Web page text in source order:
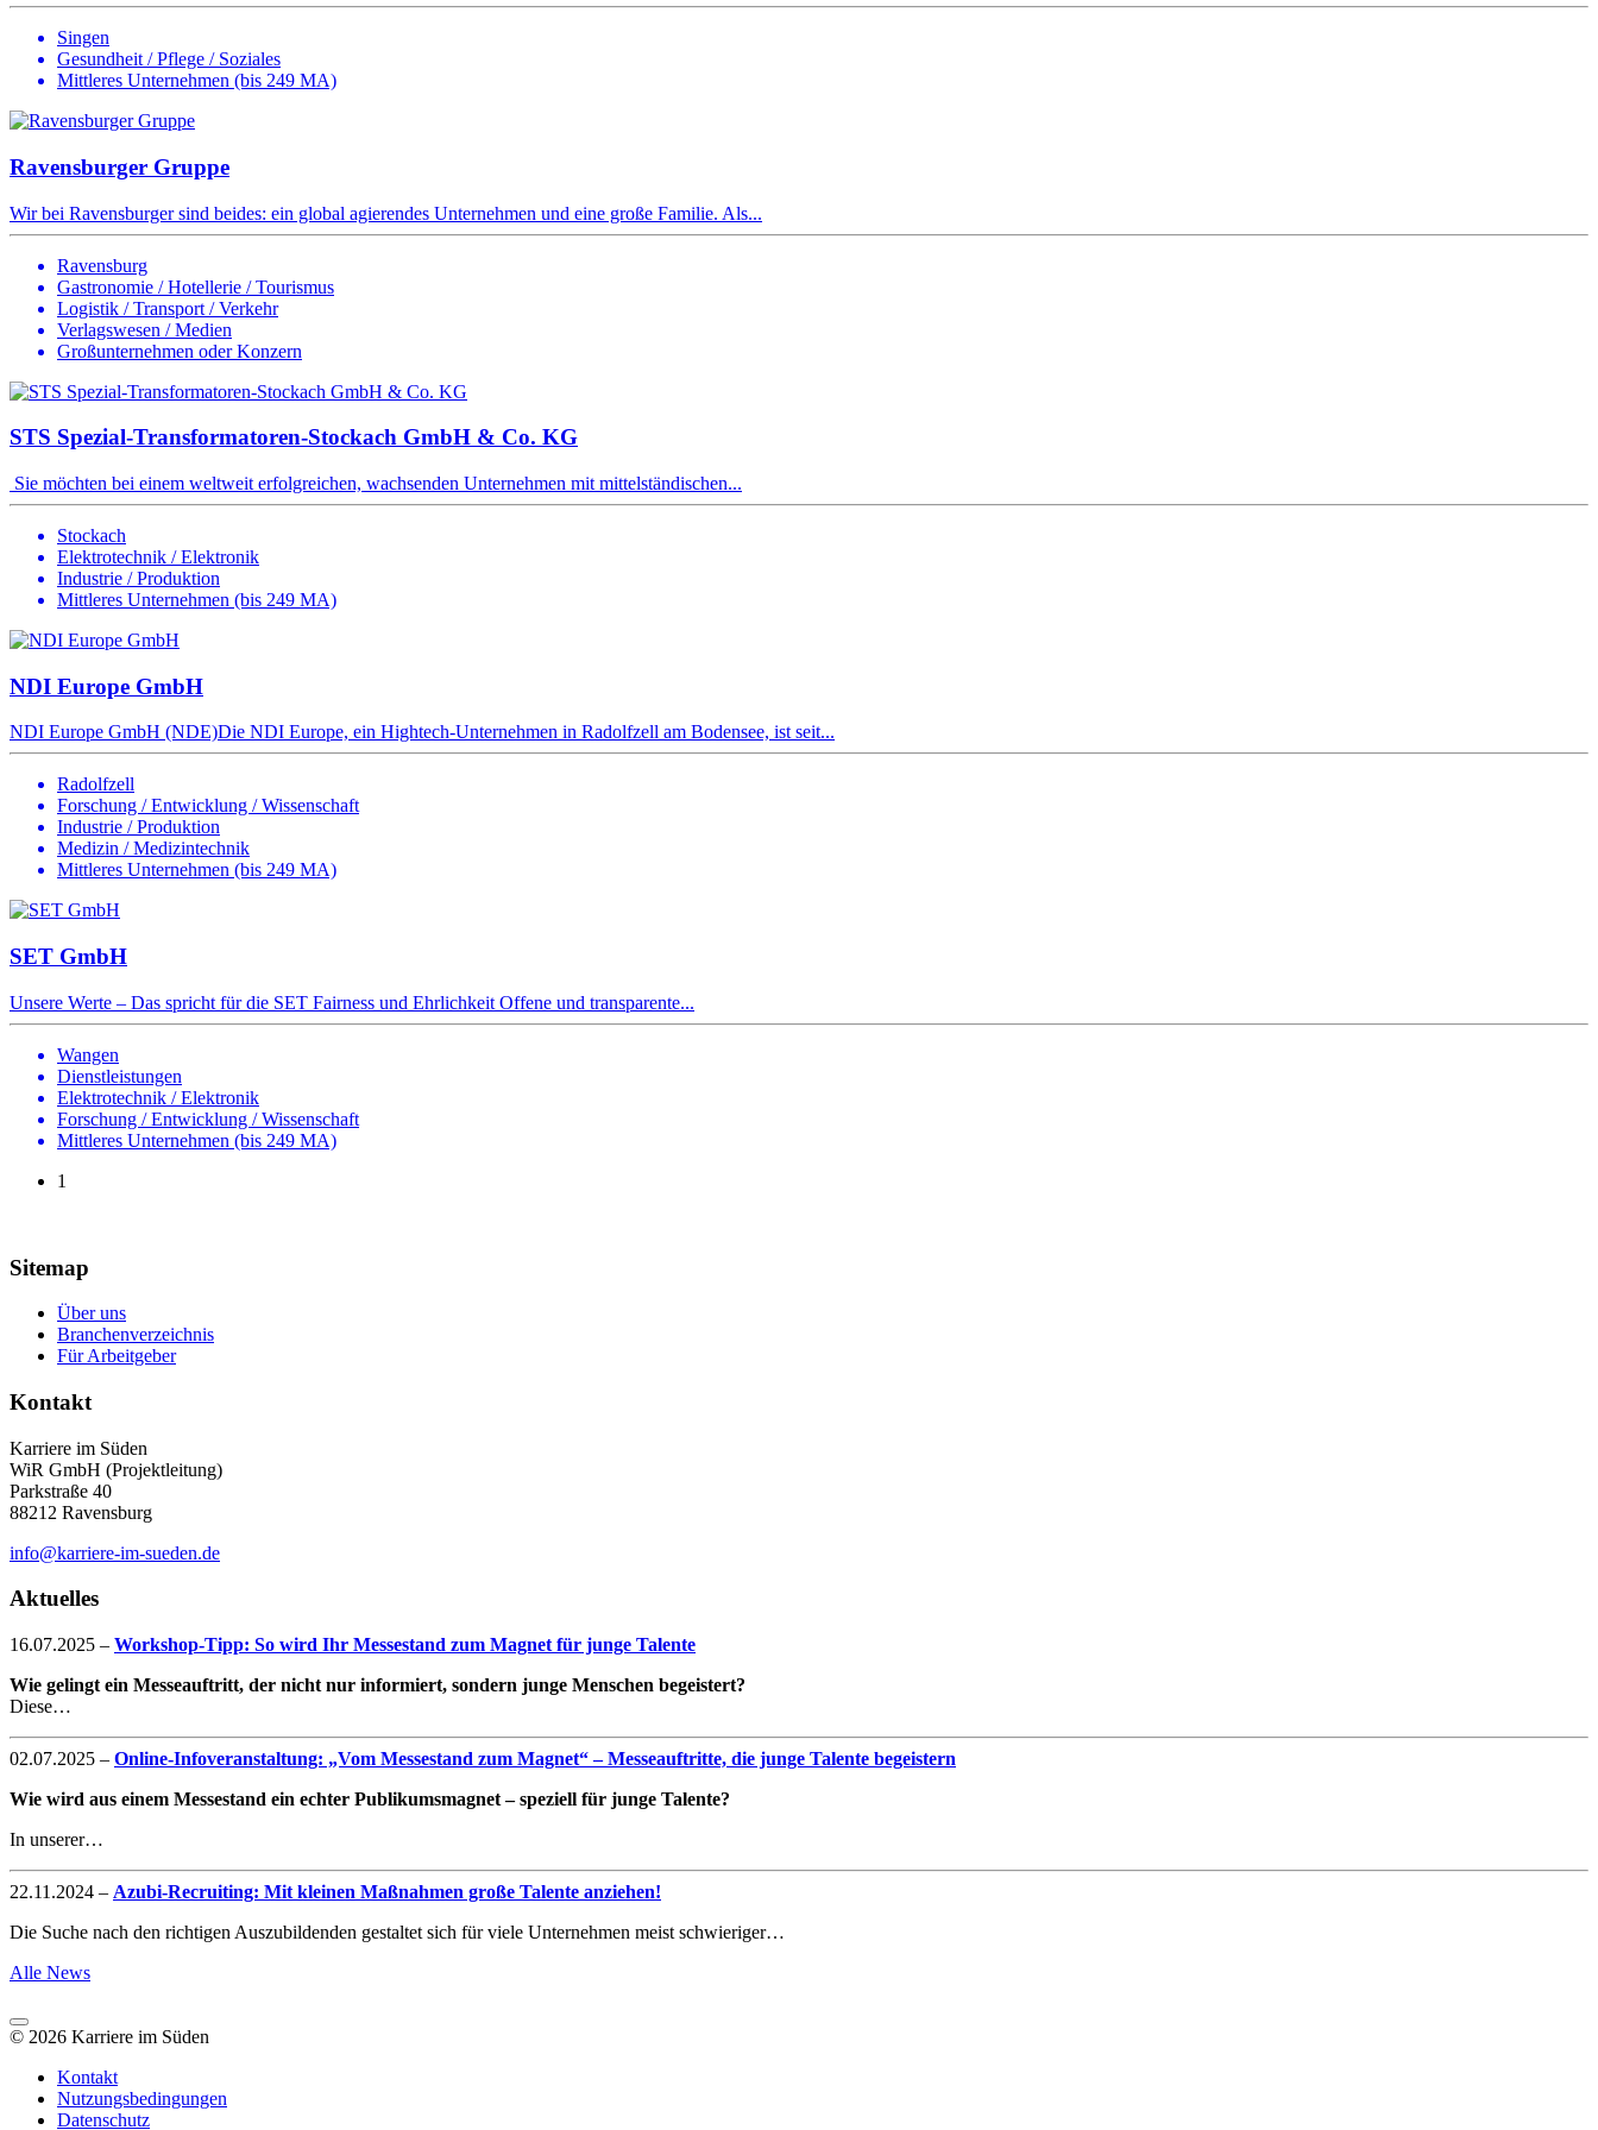
Singen
Gesundheit / Pflege / Soziales
Mittleres Unternehmen (bis 249 MA)
Ravensburger Gruppe
Wir bei Ravensburger sind beides: ein global agierendes Unternehmen und eine große Familie. Als...
Ravensburg
Gastronomie / Hotellerie / Tourismus
Logistik / Transport / Verkehr
Verlagswesen / Medien
Großunternehmen oder Konzern
STS Spezial-Transformatoren-Stockach GmbH & Co. KG
Sie möchten bei einem weltweit erfolgreichen, wachsenden Unternehmen mit mittelständischen...
Stockach
Elektrotechnik / Elektronik
Industrie / Produktion
Mittleres Unternehmen (bis 249 MA)
NDI Europe GmbH
NDI Europe GmbH (NDE)Die NDI Europe, ein Hightech-Unternehmen in Radolfzell am Bodensee, ist seit...
Radolfzell
Forschung / Entwicklung / Wissenschaft
Industrie / Produktion
Medizin / Medizintechnik
Mittleres Unternehmen (bis 249 MA)
SET GmbH
Unsere Werte – Das spricht für die SET Fairness und Ehrlichkeit Offene und transparente...
Wangen
Dienstleistungen
Elektrotechnik / Elektronik
Forschung / Entwicklung / Wissenschaft
Mittleres Unternehmen (bis 249 MA)
1
Sitemap
Über uns
Branchenverzeichnis
Für Arbeitgeber
Kontakt
Karriere im Süden
WiR GmbH (Projektleitung)
Parkstraße 40
88212 Ravensburg
info@karriere-im-sueden.de
Aktuelles
16.07.2025 – Workshop-Tipp: So wird Ihr Messestand zum Magnet für junge Talente
Wie gelingt ein Messeauftritt, der nicht nur informiert, sondern junge Menschen begeistert?
Diese…
02.07.2025 – Online-Infoveranstaltung: „Vom Messestand zum Magnet“ – Messeauftritte, die junge Talente begeistern
Wie wird aus einem Messestand ein echter Publikumsmagnet – speziell für junge Talente?
In unserer…
22.11.2024 – Azubi-Recruiting: Mit kleinen Maßnahmen große Talente anziehen!
Die Suche nach den richtigen Auszubildenden gestaltet sich für viele Unternehmen meist schwieriger…
Alle News
© 2026 Karriere im Süden
Kontakt
Nutzungsbedingungen
Datenschutz